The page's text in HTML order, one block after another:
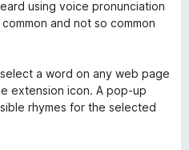
using voice pronunciation
and not so common
a word on any web page
extension icon. A pop-up
rhymes for the selected